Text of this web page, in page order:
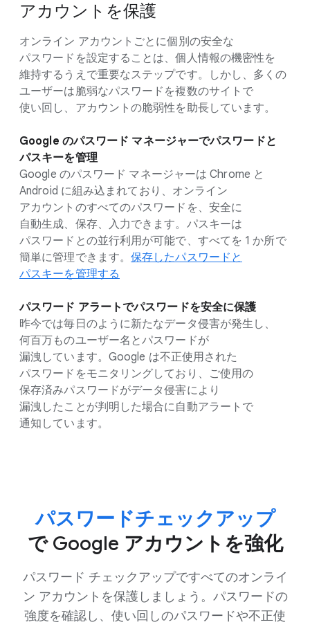
アカウントを​保護
オンライン アカウントごとに​個別の​安全な​
パスワードを​設定する​ことは、​個人情報の​機密性を​
維持するうえで​重要な​ステップです。​しかし、​多くの​
ユーザーは​脆弱な​パスワードを​複数の​サイトで​
使い回し、​アカウントの​脆弱性を​助長しています。
Google の​パスワード マネージャーで​パスワードと​
パスキーを​管理
Google の​パスワード マネージャーは Chrome と
Android に​組み込まれており、​オンライン
アカウントの​すべての​パスワードを、​安全に​
自動生成、​保存、​入力できます。​パスキーは​
パスワードとの​並行利用が​可能で、​すべてを 1 か所で​
簡単に​管理できます。 保存した​パスワードと​
パスキーを​管理する
パスワード アラートで​パスワードを​安全に​保護
昨今では​毎日のように​新たな​データ侵害が​発生し、​
何百万もの​ユーザー名と​パスワードが​
漏洩しています。​Google は​不正使用された​
パスワードを​モニタリングしており、​ご使用の​
保存済みパスワードが​データ侵害に​より​
漏洩したことが​判明した​場合に​自動アラートで​
通知しています。
パスワードチェックアップ
で Google アカウントを強化
パスワード チェックアップですべてのオンライ
ン アカウントを保護しましょう。パスワードの
強度を確認し、使い回しのパスワードや不正使